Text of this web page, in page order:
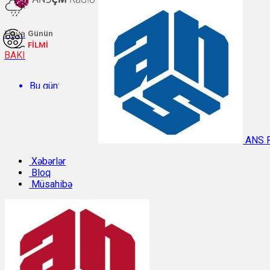
Hava
BAKI
Bu gün:
Temperatur: 30°C. Rütubət: 46%.
Sabah:
Günün
FİLMİ
ANS
Xəbərlər
Bloq
Müsahibə